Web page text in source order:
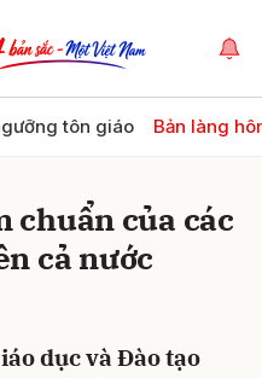
tôn giáo Bản làng
chuẩn của các
cả nước
dục và Đào tạo
Hủy Gửi